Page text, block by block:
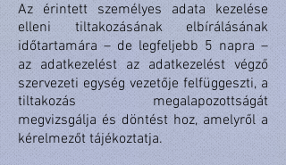
Az érintett személyes adata kezelése
elleni tiltakozásának elbírálásának
időtartamára – de legfeljebb 5 napra –
az adatkezelést az adatkezelést végző
szervezeti egység vezetője felfüggeszti, a
tiltakozás megalapozottságát
megvizsgálja és döntést hoz, amelyről a
kérelmezőt tájékoztatja.